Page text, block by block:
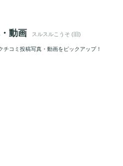
動画 スルスルこうそ (旧)
コミ投稿写真・動画をピックアップ！